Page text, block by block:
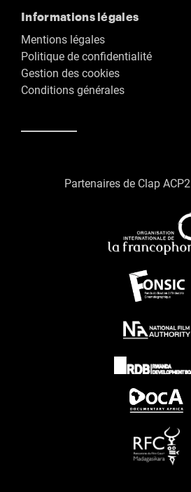
Informations légales
Mentions légales
Politique de confidentialité
Gestion des cookies
Conditions générales
Partenaires de Clap ACP2